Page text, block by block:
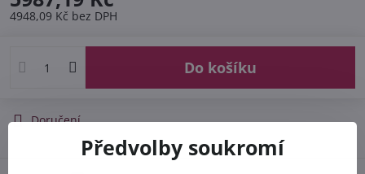
4948,09 Kč bez DPH
Do košíku
Doručení
Předvolby soukromí